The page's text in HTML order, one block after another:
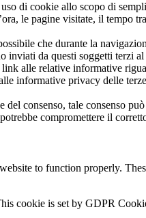
di cookie allo scopo di
le pagine visitate, il tempo
che durante la
inviati da questi soggetti terzi
alle relative informative
informative privacy delle
consenso, tale consenso
compromettere il
to function properly.
cookie is set by GDPR